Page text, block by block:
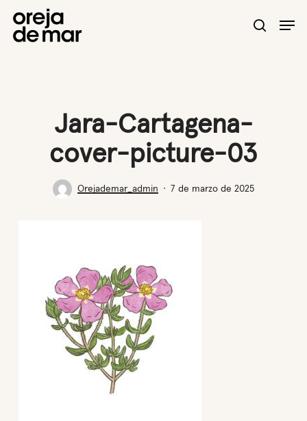
search
Jara-Cartagena-
cover-picture-03
Orejademar_admin 7 de marzo de 2025